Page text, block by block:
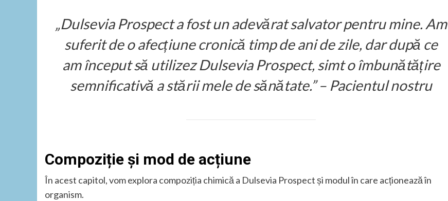
„Dulsevia Prospect a fost un adevărat salvator pentru mine. Am
suferit de o afecțiune cronică timp de ani de zile, dar după ce
am început să utilizez Dulsevia Prospect, simt o îmbunătățire
semnificativă a stării mele de sănătate.” – Pacientul nostru
Compoziție și mod de acțiune
În acest capitol, vom explora compoziția chimică a Dulsevia Prospect și modul în care acționează în
organism.